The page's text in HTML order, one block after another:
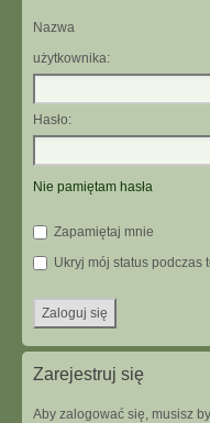
Nazwa
użytkownika:
Hasło:
Nie pamiętam hasła
Zapamiętaj mnie
Ukryj mój status podczas
Zarejestruj się
Aby zalogować się, musisz